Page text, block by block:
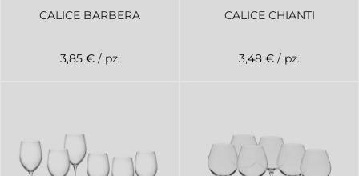
CALICE BARBERA
3,85 € / pz.
CALICE CHIANTI
3,48 € / pz.